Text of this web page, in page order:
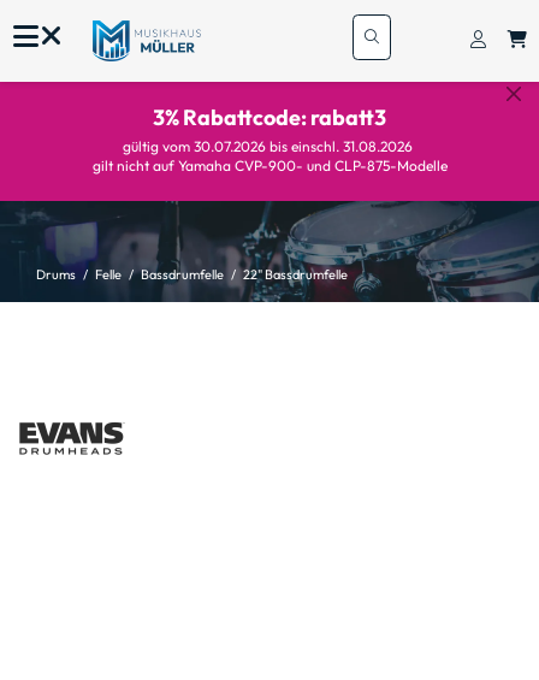
3% Rabattcode: rabatt3
gültig vom 30.07.2026 bis einschl. 31.08.2026
gilt nicht auf Yamaha CVP-900- und CLP-875-Modelle
Drums Felle Bassdrumfelle 22" Bassdrumfelle